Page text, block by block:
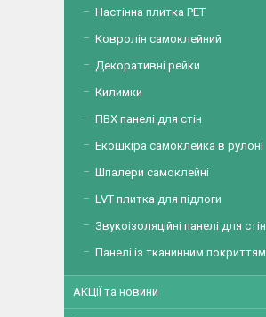
Настінна плитка PET
Ковролін самоклейний
Декоративні рейки
Килимки
ПВХ панелі для стін
Екошкіра самоклейка в рулоні
Шпалери самоклейні
LVT плитка для підлоги
Звукоізоляційні панелі для стін
Панелі із тканинним покриттям
АКЦІЇ та новини